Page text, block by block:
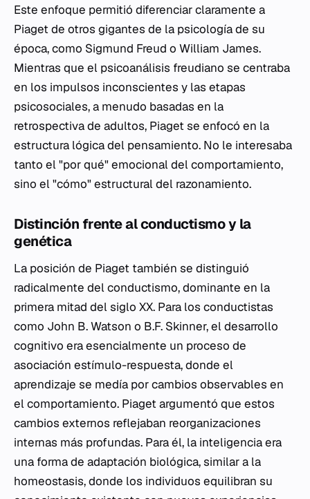
Este enfoque permitió diferenciar claramente a
Piaget de otros gigantes de la psicología de su
época, como Sigmund Freud o William James.
Mientras que el psicoanálisis freudiano se centraba
en los impulsos inconscientes y las etapas
psicosociales, a menudo basadas en la
retrospectiva de adultos, Piaget se enfocó en la
estructura lógica del pensamiento. No le interesaba
tanto el "por qué" emocional del comportamiento,
sino el "cómo" estructural del razonamiento.
Distinción frente al conductismo y la
genética
La posición de Piaget también se distinguió
radicalmente del conductismo, dominante en la
primera mitad del siglo XX. Para los conductistas
como John B. Watson o B.F. Skinner, el desarrollo
cognitivo era esencialmente un proceso de
asociación estímulo-respuesta, donde el
aprendizaje se medía por cambios observables en
el comportamiento. Piaget argumentó que estos
cambios externos reflejaban reorganizaciones
internas más profundas. Para él, la inteligencia era
una forma de adaptación biológica, similar a la
homeostasis, donde los individuos equilibran su